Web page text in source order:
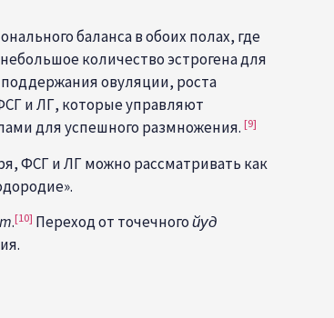
баланса в обоих полах, где
количество эстрогена для
овуляции, роста
и ЛГ, которые управляют
для успешного размножения. [9]
ФСГ и ЛГ можно рассматривать как
.[10] Переход от точечногойуд